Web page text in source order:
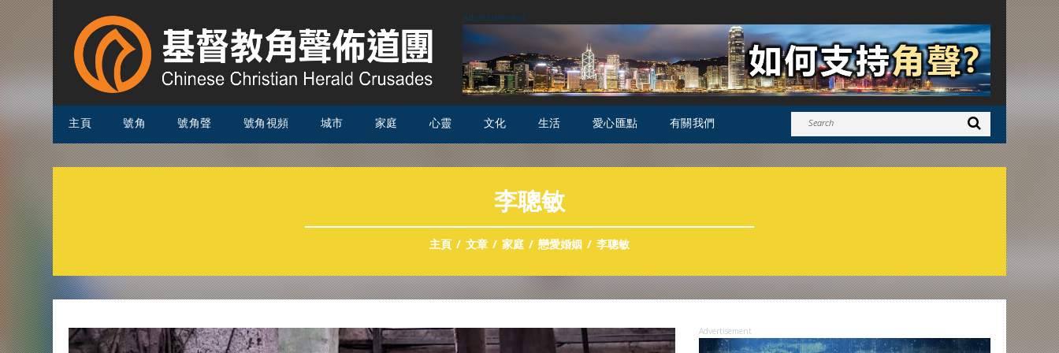
Advertisement
主頁 號角 號角聲 號角視頻 城市 家庭 心靈 文化 生活 愛心匯點 有關我們
李聰敏
主頁 文章 家庭 戀愛婚姻 李聰敏
Advertisement